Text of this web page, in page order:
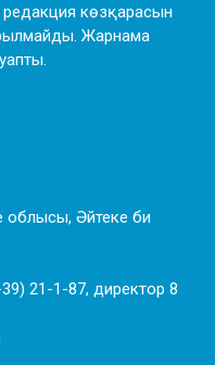
редакция көзқарасын
Жарнама
облысы, Әйтеке би
21-1-87, директор 8